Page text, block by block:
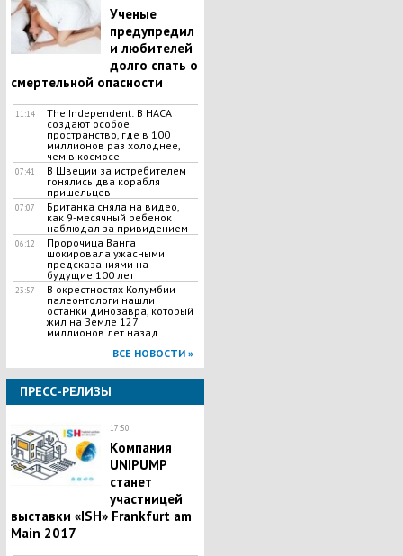
Ученые
предупредил
и любителей
долго спать о
смертельной опасности
11:14
The Independent: В НАСА
создают особое
пространство, где в 100
миллионов раз холоднее,
чем в космосе
07:41
В Швеции за истребителем
гонялись два корабля
пришельцев
07:07
Британка сняла на видео,
как 9-месячный ребенок
наблюдал за привидением
06:12
Пророчица Ванга
шокировала ужасными
предсказаниями на
будущие 100 лет
23:57
В окрестностях Колумбии
палеонтологи нашли
останки динозавра, который
жил на Земле 127
миллионов лет назад
ВСЕ НОВОСТИ »
ПРЕСС-РЕЛИЗЫ
17:50
Компания
UNIPUMP
станет
участницей
выставки «ISH» Frankfurt am
Main 2017